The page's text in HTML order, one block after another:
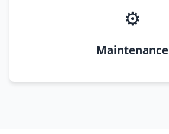
⚙️
Maintenance